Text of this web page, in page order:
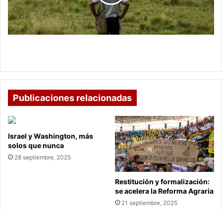
aplicará
la
expropiación
Publicaciones relacionadas
Israel y Washington, más
solos que nunca
28 septiembre, 2025
Restitución y formalización:
se acelera la Reforma Agraria
21 septiembre, 2025